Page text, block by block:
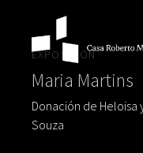
EXPOSICIÓN
Maria Martins
Donación de Heloisa
Souza